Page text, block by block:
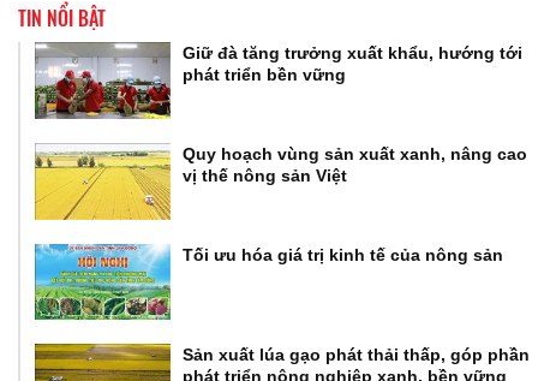
TIN NỔI BẬT
Giữ đà tăng trưởng xuất khẩu, hướng tới
phát triển bền vững
Quy hoạch vùng sản xuất xanh, nâng cao
vị thế nông sản Việt
Tối ưu hóa giá trị kinh tế của nông sản
Sản xuất lúa gạo phát thải thấp, góp phần
phát triển nông nghiệp xanh, bền vững